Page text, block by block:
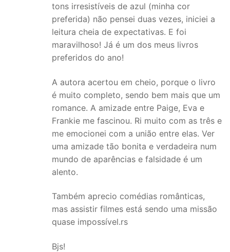
tons irresistíveis de azul (minha cor
preferida) não pensei duas vezes, iniciei a
leitura cheia de expectativas. E foi
maravilhoso! Já é um dos meus livros
preferidos do ano!
A autora acertou em cheio, porque o livro
é muito completo, sendo bem mais que um
romance. A amizade entre Paige, Eva e
Frankie me fascinou. Ri muito com as três e
me emocionei com a união entre elas. Ver
uma amizade tão bonita e verdadeira num
mundo de aparências e falsidade é um
alento.
Também aprecio comédias românticas,
mas assistir filmes está sendo uma missão
quase impossível.rs
Bjs!